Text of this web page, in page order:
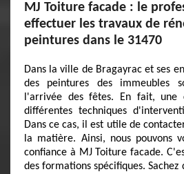
MJ Toiture facade : le
effectuer les travaux de
peintures dans le 31470
Dans la ville de Bragayrac et ses
des peintures des immeubles
l'arrivée des fêtes. En fait, une
différentes techniques
Dans ce cas, il est utile de
la matière. Ainsi, nous pouvons
confiance à MJ Toiture facade.
des formations spécifiques.